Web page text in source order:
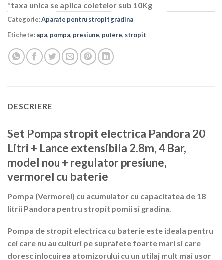
*taxa unica se aplica coletelor sub 10Kg
Categorie:Aparate pentru stropit gradina
Etichete:apa, pompa, presiune, putere, stropit
DESCRIERE
Set Pompa stropit electrica Pandora 20
Litri + Lance extensibila 2.8m, 4 Bar,
model nou + regulator presiune,
vermorel cu baterie
Pompa (Vermorel) cu acumulator cu capacitatea de 18
litrii Pandora pentru stropit pomii si gradina.
Pompa de stropit electrica cu baterie este ideala pentru
cei care nu au culturi pe suprafete foarte mari si care
doresc inlocuirea atomizorului cu un utilaj mult mai usor